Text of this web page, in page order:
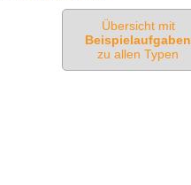
Übersicht mit
Beispielaufgaben
zu allen Typen